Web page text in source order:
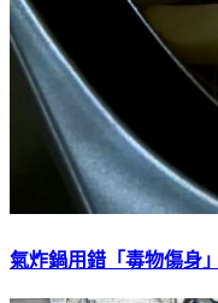
氣炸鍋用錯「毒物傷身